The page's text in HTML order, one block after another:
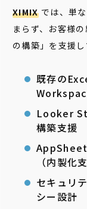
XIMIXでは、単
まらず、お客様
の構築」を支援し
既存の
Looker
構築支援
AppSheet
（内製化
セキュリ
シー設計